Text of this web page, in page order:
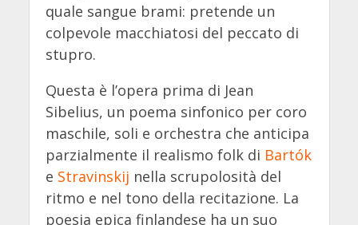
quale sangue brami: pretende un
colpevole macchiatosi del peccato di
stupro.
Questa è l’opera prima di Jean
Sibelius, un poema sinfonico per coro
maschile, soli e orchestra che anticipa
parzialmente il realismo folk di Bartók
e Stravinskij nella scrupolosità del
ritmo e nel tono della recitazione. La
poesia epica finlandese ha un suo